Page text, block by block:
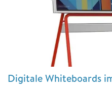
Digitale Whiteboards